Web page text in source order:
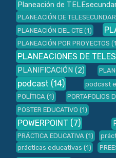
Planeación de
PLANEACIÓN DE
PLANEACIÓN DEL CTE (1)
PLANEACIÓN POR PROYECTOS
PLANEACIONES DE
PLANIFICACIÓN (2)
podcast (14) podcast
POLÍTICA (1) PORTAFOLIOS
POSTER EDUCATIVO (1)
POWERPOINT (7)
PRÁCTICA EDUCATIVA (1)
prácticas educativas (1)